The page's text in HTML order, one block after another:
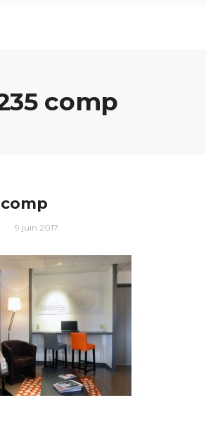
comp
comp
9 juin 2017